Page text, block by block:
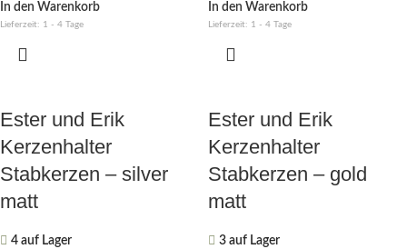
In den Warenkorb
Lieferzeit: 1 - 4 Tage
In den Warenkorb
Lieferzeit: 1 - 4 Tage
Ester und Erik
Kerzenhalter
Stabkerzen – silver
matt
4 auf Lager
Ester und Erik
Kerzenhalter
Stabkerzen – gold
matt
3 auf Lager